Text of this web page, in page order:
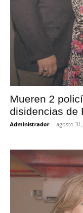
Mueren 2
disidencias de
Administrador - agosto